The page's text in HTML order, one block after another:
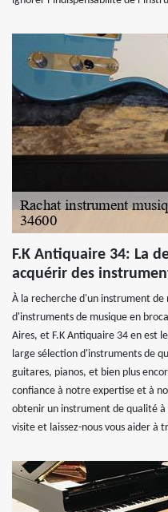
F.K Antiquaire 34: La
acquérir des
À la recherche d'un instrument de
d'instruments de musique en
Aires, et F.K Antiquaire 34 en est
large sélection d'instruments de
guitares, pianos, et bien plus
confiance à notre expertise et à
obtenir un instrument de qualité à
visite et laissez-nous vous aider